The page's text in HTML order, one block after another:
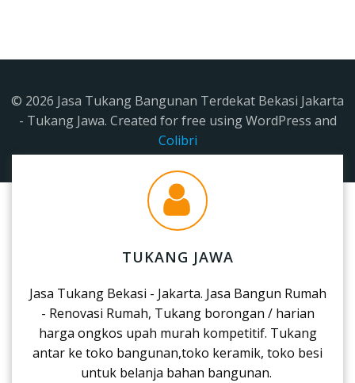
© 2026 Jasa Tukang Bangunan Terdekat Bekasi Jakarta
- Tukang Jawa. Created for free using WordPress and
Colibri
TUKANG JAWA
Jasa Tukang Bekasi - Jakarta. Jasa Bangun Rumah
- Renovasi Rumah, Tukang borongan / harian
harga ongkos upah murah kompetitif. Tukang
antar ke toko bangunan,toko keramik, toko besi
untuk belanja bahan bangunan.